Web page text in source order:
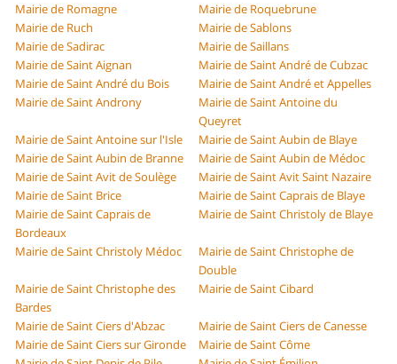
Mairie de Romagne
Mairie de Roquebrune
Mairie de Ruch
Mairie de Sablons
Mairie de Sadirac
Mairie de Saillans
Mairie de Saint Aignan
Mairie de Saint André de Cubzac
Mairie de Saint André du Bois
Mairie de Saint André et Appelles
Mairie de Saint Androny
Mairie de Saint Antoine du
Queyret
Mairie de Saint Antoine sur l'Isle
Mairie de Saint Aubin de Blaye
Mairie de Saint Aubin de Branne
Mairie de Saint Aubin de Médoc
Mairie de Saint Avit de Soulège
Mairie de Saint Avit Saint Nazaire
Mairie de Saint Brice
Mairie de Saint Caprais de Blaye
Mairie de Saint Caprais de
Bordeaux
Mairie de Saint Christoly de Blaye
Mairie de Saint Christoly Médoc
Mairie de Saint Christophe de
Double
Mairie de Saint Christophe des
Bardes
Mairie de Saint Cibard
Mairie de Saint Ciers d'Abzac
Mairie de Saint Ciers de Canesse
Mairie de Saint Ciers sur Gironde
Mairie de Saint Côme